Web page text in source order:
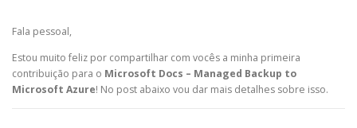
Fala pessoal,
Estou muito feliz por compartilhar com vocês a minha primeira
contribuição para o Microsoft Docs – Managed Backup to
Microsoft Azure! No post abaixo vou dar mais detalhes sobre isso.